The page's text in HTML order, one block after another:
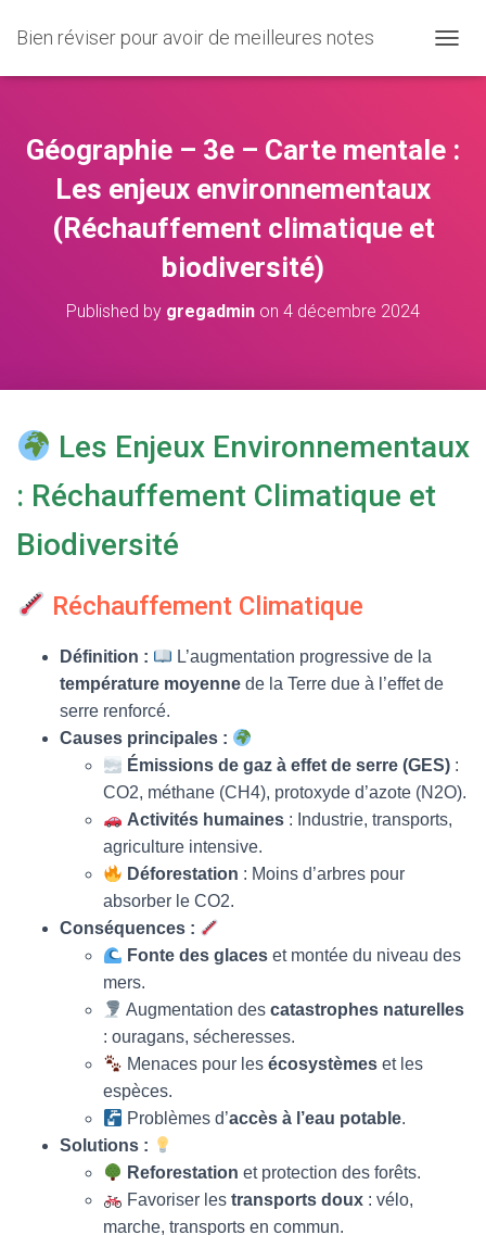
Bien réviser pour avoir de meilleures notes
U
Géographie – 3e – Carte mentale :
Les enjeux environnementaux
(Réchauffement climatique et
biodiversité)
Published by gregadmin on 4 décembre 2024
Les Enjeux Environnementaux
: Réchauffement Climatique et
Biodiversité
Réchauffement Climatique
Définition :
L’augmentation progressive de la
température moyenne de la Terre due à l’effet de
serre renforcé.
Causes principales :
Émissions de gaz à effet de serre (GES) :
CO2, méthane (CH4), protoxyde d’azote (N2O).
Activités humaines : Industrie, transports,
agriculture intensive.
Déforestation : Moins d’arbres pour
absorber le CO2.
Conséquences :
Fonte des glaces et montée du niveau des
mers.
Augmentation descatastrophes naturelles
: ouragans, sécheresses.
Menaces pour lesécosystèmes et les
espèces.
Problèmes d’accès à l’eau potable.
Solutions :
Reforestation et protection des forêts.
Favoriser lestransports doux : vélo,
marche, transports en commun.